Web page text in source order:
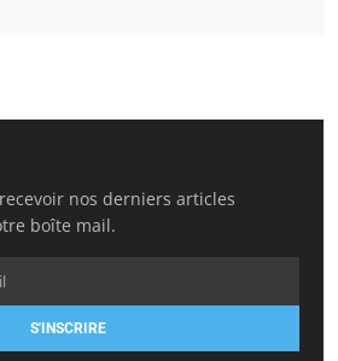
nos derniers articles
boîte mail.
S'INSCRIRE